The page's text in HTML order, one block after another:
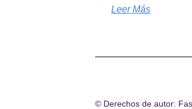
Leer Más
© Derechos de autor: